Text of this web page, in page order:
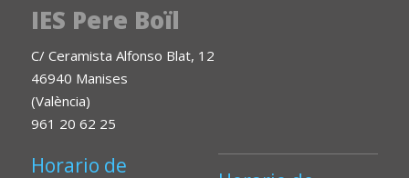
IES Pere Boïl
C/ Ceramista Alfonso Blat, 12
46940 Manises
(València)
961 20 62 25
Horario de